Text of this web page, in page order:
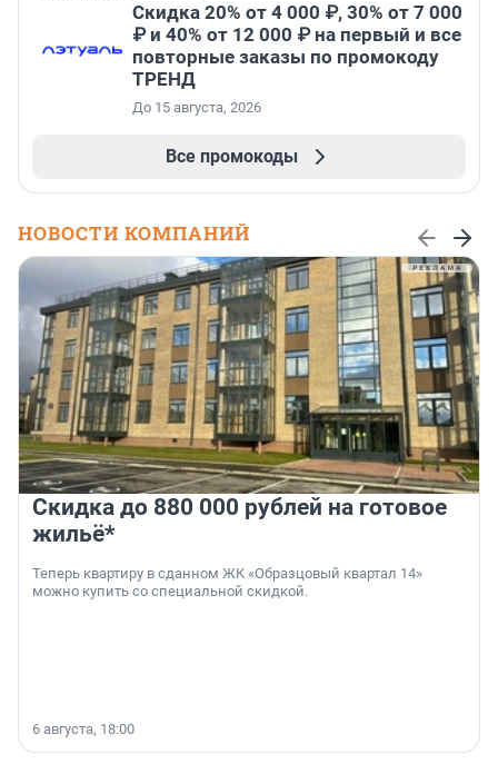
Скидка 20% от 4 000 ₽, 30% от 7 000
₽ и 40% от 12 000 ₽ на первый и все
повторные заказы по промокоду
ТРЕНД
До 15 августа, 2026
Все промокоды
НОВОСТИ КОМПАНИЙ
Скидка до 880 000 рублей на готовое
жильё*
Теперь квартиру в сданном ЖК «Образцовый квартал 14»
можно купить со специальной скидкой.
6 августа, 18:00